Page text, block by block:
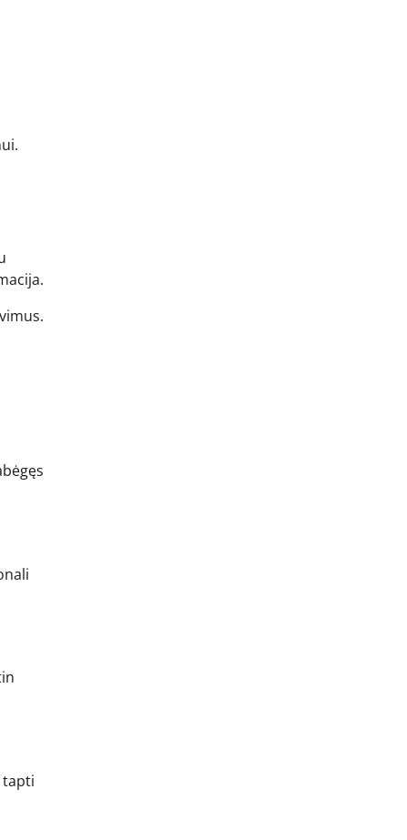
tapti